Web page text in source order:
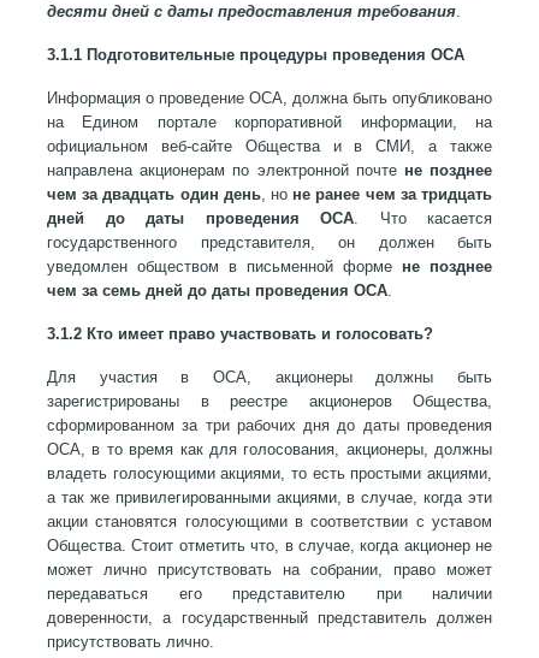
десяти дней с даты предоставления требования
3.1.1 Подготовительные процедуры проведения ОСА
Информация о проведение ОСА, должна быть опубликовано
на Едином портале корпоративной информации, на
официальном веб-сайте Общества и в СМИ, а также
направлена акционерам по электронной почте не позднее
чем за двадцать один день, но не ранее чем за тридцать
дней до даты проведения ОСА . Что касается
государственного представителя, он должен быть
уведомлен обществом в письменной форме не позднее
чем за семь дней до даты проведения ОСА
3.1.2 Кто имеет право участвовать и голосовать?
Для участия в ОСА, акционеры должны быть
зарегистрированы в реестре акционеров Общества,
сформированном за три рабочих дня до даты проведения
ОСА, в то время как для голосования, акционеры, должны
владеть голосующими акциями, то есть простыми акциями,
а так же привилегированными акциями, в случае, когда эти
акции становятся голосующими в соответствии с уставом
Общества. Стоит отметить что, в случае, когда акционер не
может лично присутствовать на собрании, право может
передаваться его представителю при наличии
доверенности, а государственный представитель должен
присутствовать лично.